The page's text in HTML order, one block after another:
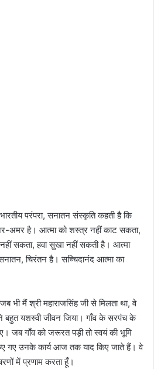
परंपरा, सनातन संस्कृति कहती है कि
अमर है। आत्मा को शस्त्र नहीं काट सकता,
सकता, हवा सुखा नहीं सकती है। आत्मा
चिरंतन है। सच्चिदानंद आत्मा का
भी मैं श्री महाराजसिंह जी से मिलता था, वे
बहुत यशस्वी जीवन जिया। गाँव के सरपंच के
जब गाँव को जरूरत पड़ी तो स्वयं की भूमि
गए उनके कार्य आज तक याद किए जाते हैं। वे
में प्रणाम करता हूँ।